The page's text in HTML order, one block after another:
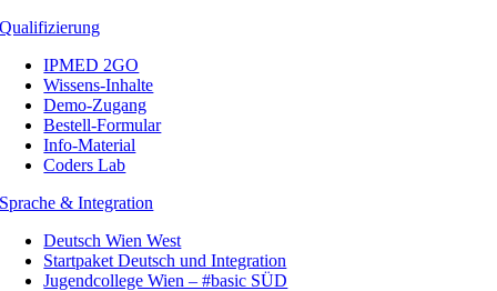
Qualifizierung
IPMED 2GO
Wissens-Inhalte
Demo-Zugang
Bestell-Formular
Info-Material
Coders Lab
Sprache & Integration
Deutsch Wien West
Startpaket Deutsch und Integration
Jugendcollege Wien – #basic SÜD